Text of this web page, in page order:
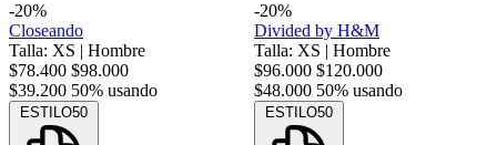
-20%
Closeando
Talla: XS | Hombre
$78.400 $98.000
$39.200 50% usando
ESTILO50
-20%
Divided by H&M
Talla: XS | Hombre
$96.000 $120.000
$48.000 50% usando
ESTILO50